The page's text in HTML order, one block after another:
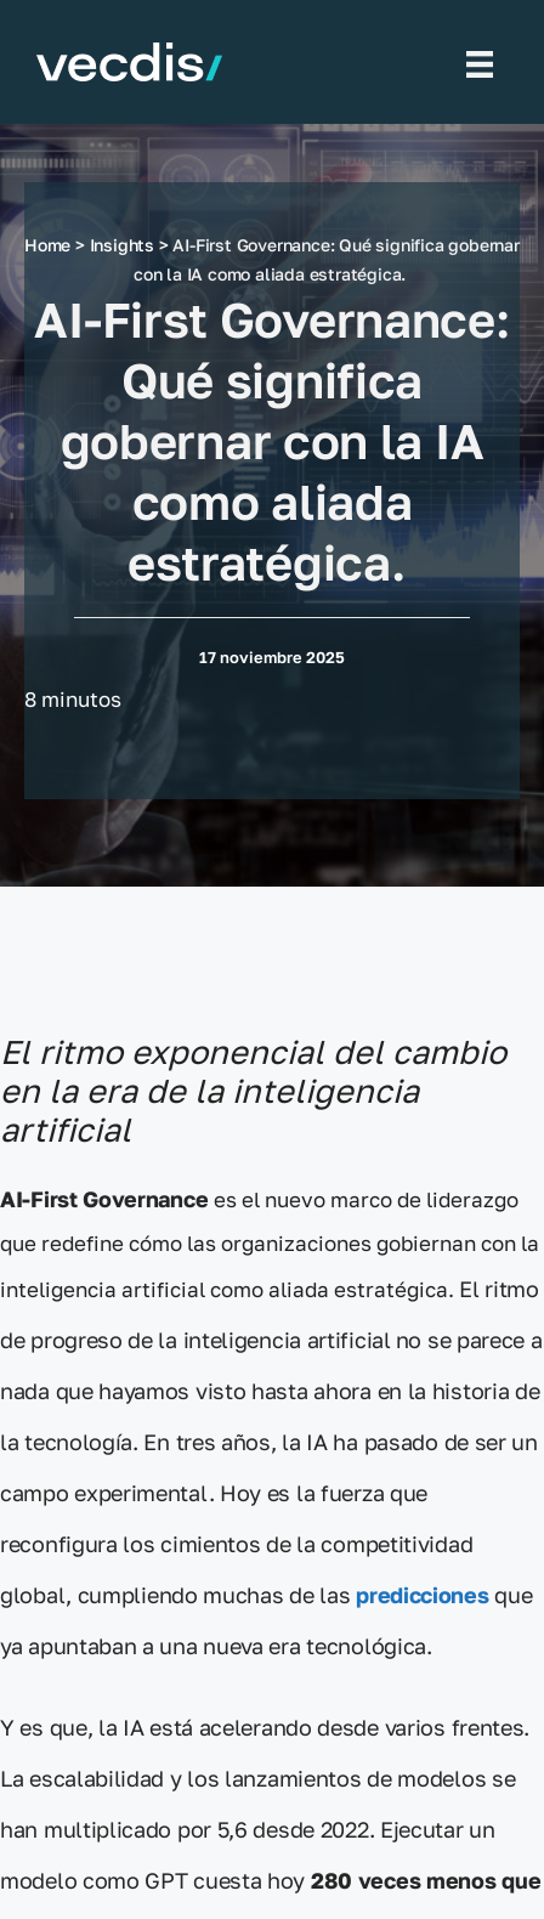
contenido
Home > Insights > AI-First Governance: Qué significa gobernar
con la IA como aliada estratégica.
AI-First Governance:
Qué significa
gobernar con la IA
como aliada
estratégica.
17 noviembre 2025
8 minutos
El ritmo exponencial del cambio
en la era de la inteligencia
artificial
AI-First Governance es el nuevo marco de liderazgo
que redefine cómo las organizaciones gobiernan con la
inteligencia artificial como aliada estratégica. El ritmo
de progreso de la inteligencia artificial no se parece a
nada que hayamos visto hasta ahora en la historia de
la tecnología. En tres años, la IA ha pasado de ser un
campo experimental. Hoy es la fuerza que
reconfigura los cimientos de la competitividad
global, cumpliendo muchas de las predicciones que
ya apuntaban a una nueva era tecnológica.
Y es que, la IA está acelerando desde varios frentes.
La escalabilidad y los lanzamientos de modelos se
han multiplicado por 5,6 desde 2022. Ejecutar un
modelo como GPT cuesta hoy 280 veces menos que